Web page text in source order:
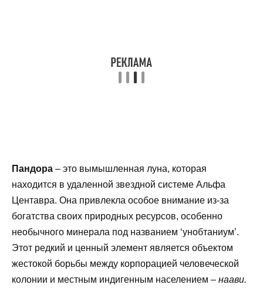
Пандора – это вымышленная луна, которая
находится в удаленной звездной системе Альфа
Центавра. Она привлекла особое внимание из-за
богатства своих природных ресурсов, особенно
необычного минерала под названием ‘унобтаниум’.
Этот редкий и ценный элемент является объектом
жестокой борьбы между корпорацией человеческой
колонии и местным индигенным населением – наави.